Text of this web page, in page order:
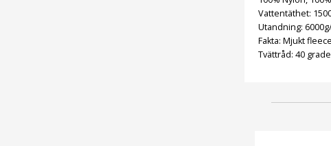
Vattentäthet:
Utandning:
Fakta: Mjukt
Tvättråd: 40